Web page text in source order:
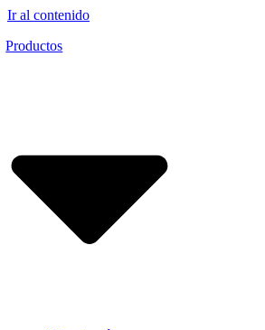
Ir al contenido
Productos